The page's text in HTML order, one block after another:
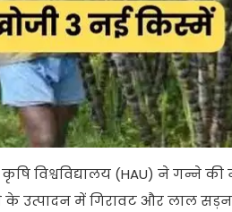
विश्वविद्यालय (HAU) ने गन्ने
उत्पादन में गिरावट और लाल